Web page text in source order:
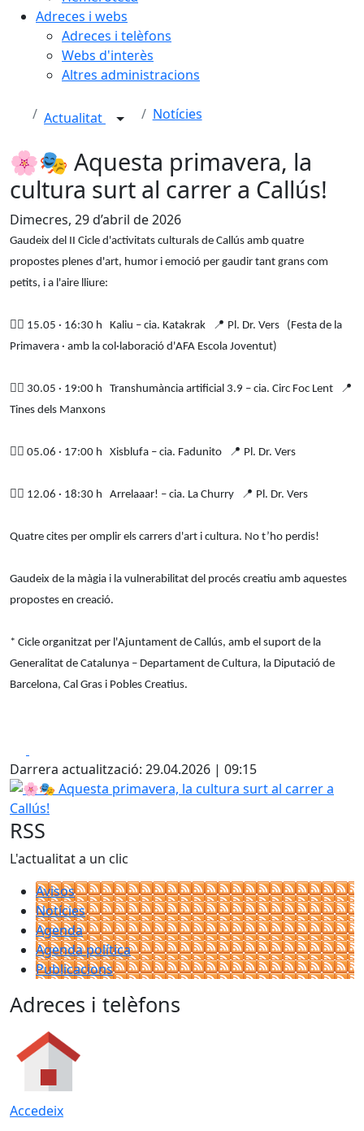
Adreces i webs
Adreces i telèfons
Webs d'interès
Altres administracions
Actualitat Notícies
🌸🎭 Aquesta primavera, la
cultura surt al carrer a Callús!
Dimecres, 29 d’abril de 2026
Gaudeix del II Cicle d'activitats culturals de Callús amb quatre
propostes plenes d'art, humor i emoció per gaudir tant grans com
petits, i a l'aire lliure:
👉🏼 15.05 · 16:30 h Kaliu – cia. Katakrak 📍 Pl. Dr. Vers (Festa de la
Primavera · amb la col·laboració d'AFA Escola Joventut)
👉🏼 30.05 · 19:00 h Transhumància artificial 3.9 – cia. Circ Foc Lent
📍
Tines dels Manxons
👉🏼 05.06 · 17:00 h Xisblufa – cia. Fadunito 📍 Pl. Dr. Vers
👉🏼 12.06 · 18:30 h Arrelaaar! – cia. La Churry 📍 Pl. Dr. Vers
Quatre cites per omplir els carrers d'art i cultura. No t’ho perdis!
Gaudeix de la màgia i la vulnerabilitat del procés creatiu amb aquestes
propostes en creació.
* Cicle organitzat per l'Ajuntament de Callús, amb el suport de la
Generalitat de Catalunya – Departament de Cultura, la Diputació de
Barcelona, Cal Gras i Pobles Creatius.
Darrera actualització: 29.04.2026 | 09:15
🌸🎭 Aquesta primavera, la cultura surt al carrer a Callús!
RSS
L'actualitat a un clic
Avisos
Notícies
Agenda
Agenda política
Publicacions
Adreces i telèfons
Accedeix